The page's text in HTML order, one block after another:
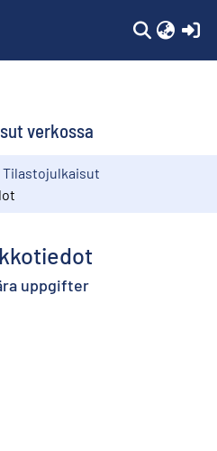
verkossa
Tilastojulkaisut
uppgifter